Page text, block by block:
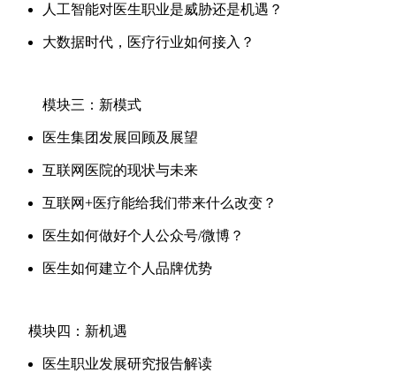
人工智能对医生职业是威胁还是机遇？
大数据时代，医疗行业如何接入？
模块三：新模式
医生集团发展回顾及展望
互联网医院的现状与未来
互联网+医疗能给我们带来什么改变？
医生如何做好个人公众号/微博？
医生如何建立个人品牌优势
模块四：新机遇
医生职业发展研究报告解读